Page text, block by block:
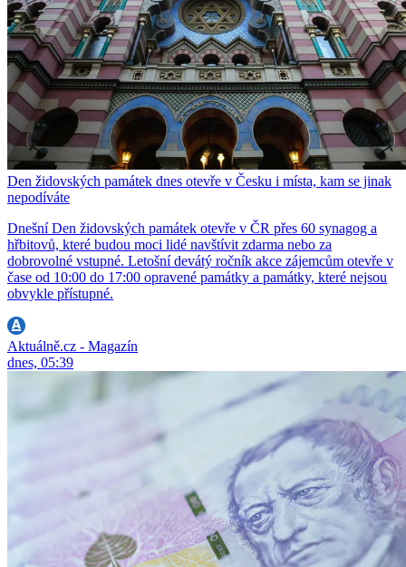
Den židovských památek dnes otevře v Česku i místa, kam se jinak
nepodíváte
Dnešní Den židovských památek otevře v ČR přes 60 synagog a
hřbitovů, které budou moci lidé navštívit zdarma nebo za
dobrovolné vstupné. Letošní devátý ročník akce zájemcům otevře v
čase od 10:00 do 17:00 opravené památky a památky, které nejsou
obvykle přístupné.
Aktuálně.cz - Magazín
dnes, 05:39